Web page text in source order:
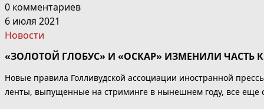
0 комментариев
6 июля 2021
Новости
«ЗОЛОТОЙ ГЛОБУС» И «ОСКАР» ИЗМЕНИЛИ
Новые правила Голливудской ассоциации иностранной
ленты, выпущенные на стриминге в нынешнем году, все еще